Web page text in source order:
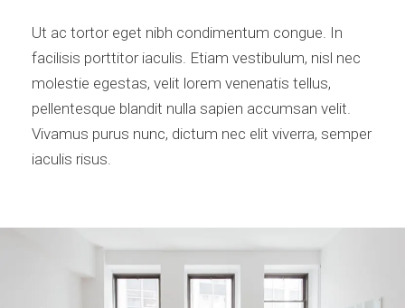
Ut ac tortor eget nibh condimentum congue. In
facilisis porttitor iaculis. Etiam vestibulum, nisl nec
molestie egestas, velit lorem venenatis tellus,
pellentesque blandit nulla sapien accumsan velit.
Vivamus purus nunc, dictum nec elit viverra, semper
iaculis risus.